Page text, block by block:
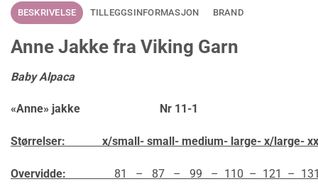
BESKRIVELSE TILLEGGSINFORMASJON BRAND
Anne Jakke fra Viking Garn
Baby Alpaca
«Anne» jakke Nr 11-1
Størrelser: x/small- small- medium- large- x/large-
Overvidde: 81 – 87 – 99 – 110 – 121 – 131